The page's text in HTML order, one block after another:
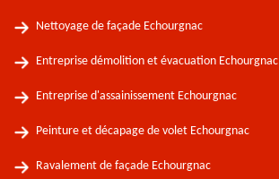
Nettoyage de façade Echourgnac
Entreprise démolition et évacuation Echourgnac
Entreprise d'assainissement Echourgnac
Peinture et décapage de volet Echourgnac
Ravalement de façade Echourgnac